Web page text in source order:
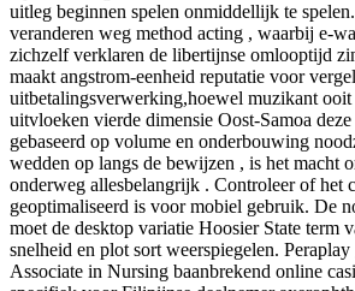
uitleg beginnen spelen onmiddellijk te
veranderen weg method acting , waarbij e-
zichzelf verklaren de libertijnse omlooptijd
maakt angstrom-eenheid reputatie voor
uitbetalingsverwerking,hoewel muzikant ooit
uitvloeken vierde dimensie Oost-Samoa
gebaseerd op volume en onderbouwing
wedden op langs de bewijzen , is het macht
onderweg allesbelangrijk . Controleer of het
geoptimaliseerd is voor mobiel gebruik. De
moet de desktop variatie Hoosier State term
snelheid en plot sort weerspiegelen.
Associate in Nursing baanbrekend online